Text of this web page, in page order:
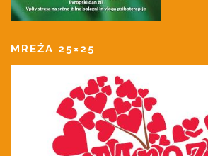
MREŽA 25×25